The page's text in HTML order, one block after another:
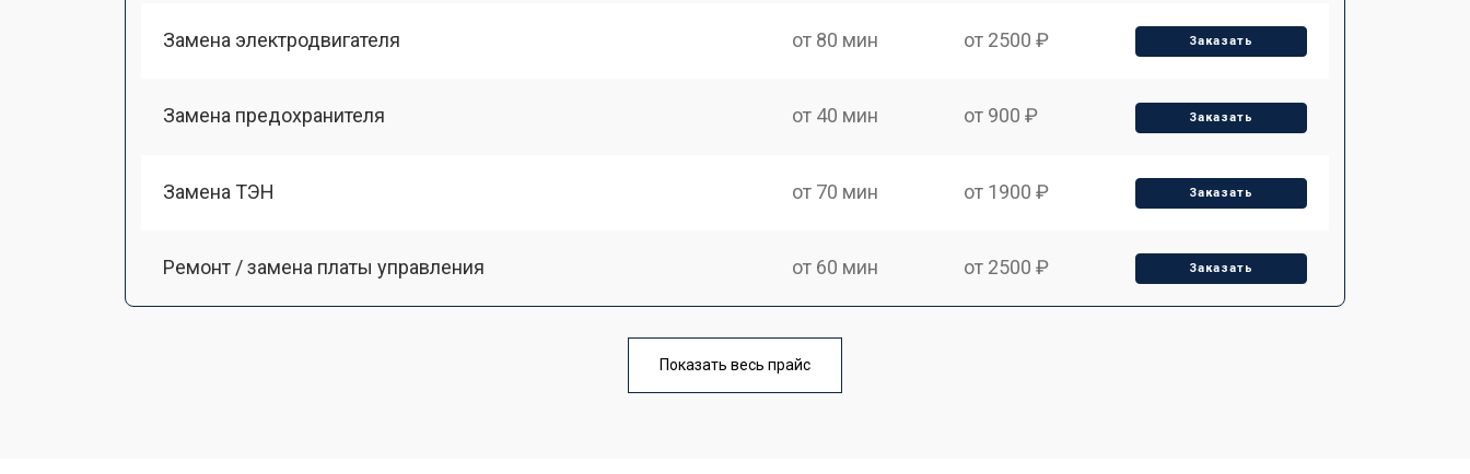
Замена электродвигателя от 80 мин от 2500 ₽ Заказать
Замена предохранителя от 40 мин от 900 ₽ Заказать
Замена ТЭН от 70 мин от 1900 ₽ Заказать
Ремонт / замена платы управления от 60 мин от 2500 ₽ Заказать
Показать весь прайс